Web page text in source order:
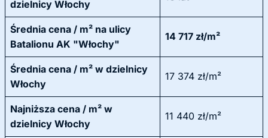
dzielnicy Włochy
Średnia cena / m² na ulicy
Batalionu AK "Włochy"
14 717 zł/m²
Średnia cena / m² w dzielnicy
Włochy
17 374 zł/m²
Najniższa cena / m² w
dzielnicy Włochy
11 440 zł/m²